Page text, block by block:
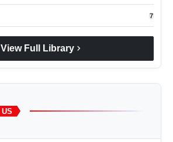
7
View Full Library chevron_right
US